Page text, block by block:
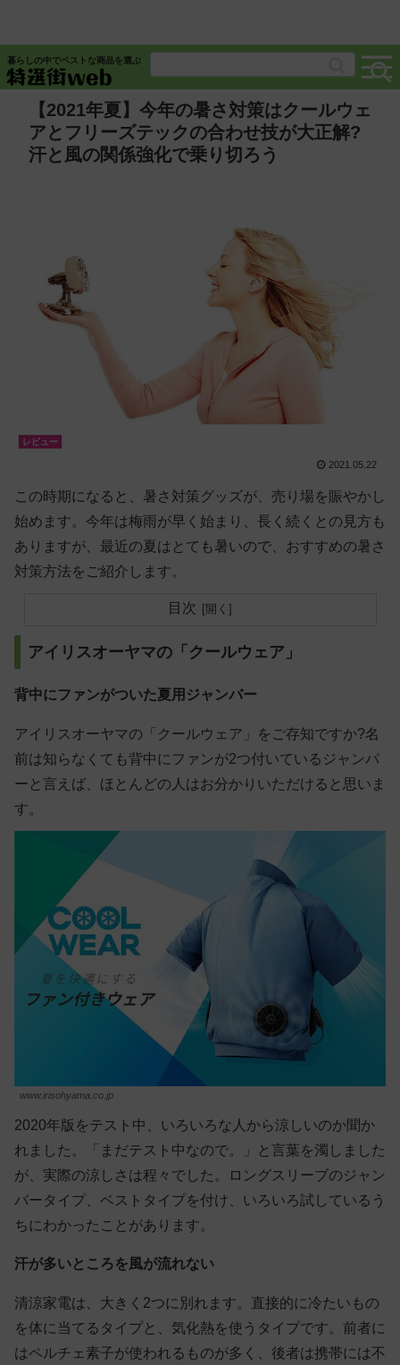
暮らしの中でベストな商品を選ぶ
【2021年夏】今年の暑さ対策はクールウェ
アとフリーズテックの合わせ技が大正解?
汗と風の関係強化で乗り切ろう
レビュー
2021.05.22
この時期になると、暑さ対策グッズが、売り場を賑やかし
始めます。今年は梅雨が早く始まり、長く続くとの見方も
ありますが、最近の夏はとても暑いので、おすすめの暑さ
対策方法をご紹介します。
目次
アイリスオーヤマの「クールウェア」
背中にファンがついた夏用ジャンバー
アイリスオーヤマの「クールウェア」をご存知ですか?名
前は知らなくても背中にファンが2つ付いているジャンパ
ーと言えば、ほとんどの人はお分かりいただけると思いま
す。
www.irisohyama.co.jp
2020年版をテスト中、いろいろな人から涼しいのか聞か
れました。「まだテスト中なので。」と言葉を濁しました
が、実際の涼しさは程々でした。ロングスリーブのジャン
バータイプ、ベストタイプを付け、いろいろ試しているう
ちにわかったことがあります。
汗が多いところを風が流れない
清涼家電は、大きく2つに別れます。直接的に冷たいもの
を体に当てるタイプと、気化熱を使うタイプです。前者に
はペルチェ素子が使われるものが多く、後者は携帯には不